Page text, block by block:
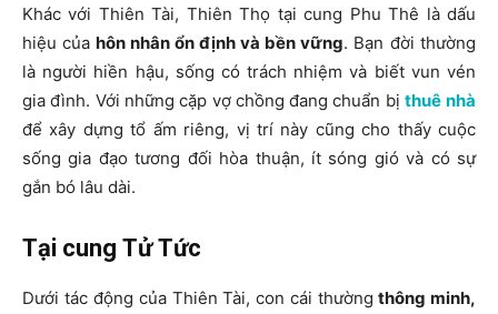
Khác với Thiên Tài, Thiên Thọ tại cung Phu Thê là dấu
hiệu của hôn nhân ổn định và bền vững. Bạn đời thường
là người hiền hậu, sống có trách nhiệm và biết vun vén
gia đình. Với những cặp vợ chồng đang chuẩn bị thuê nhà
để xây dựng tổ ấm riêng, vị trí này cũng cho thấy cuộc
sống gia đạo tương đối hòa thuận, ít sóng gió và có sự
gắn bó lâu dài.
Tại cung Tử Tức
Dưới tác động của Thiên Tài, con cái thường thông minh,